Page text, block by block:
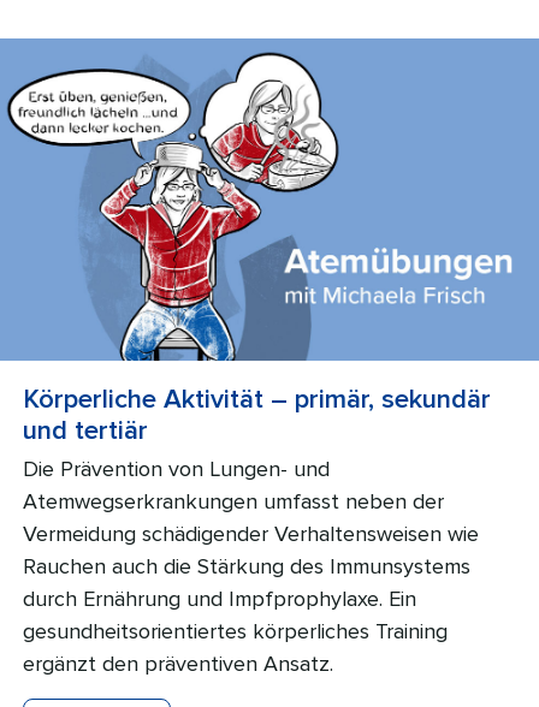
Körperliche Aktivität – primär, sekundär
und tertiär
Die Prävention von Lungen- und
Atemwegserkrankungen umfasst neben der
Vermeidung schädigender Verhaltensweisen wie
Rauchen auch die Stärkung des Immunsystems
durch Ernährung und Impfprophylaxe. Ein
gesundheitsorientiertes körperliches Training
ergänzt den präventiven Ansatz.